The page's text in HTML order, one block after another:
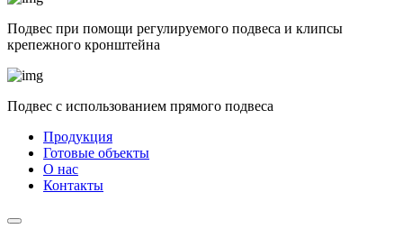
Подвес при помощи регулируемого подвеса и клипсы
крепежного кронштейна
Подвес с использованием прямого подвеса
Продукция
Готовые объекты
О нас
Контакты